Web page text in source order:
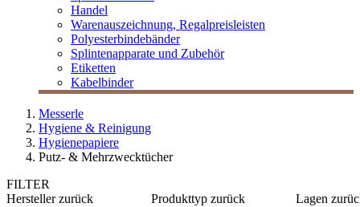
Handel
Warenauszeichnung, Regalpreisleisten
Polyesterbindebänder
Splintenapparate und Zubehör
Etiketten
Kabelbinder
Messerle
Hygiene & Reinigung
Hygienepapiere
Putz- & Mehrzwecktücher
FILTER
Herstellerzurück
Produkttyp zurück
Lagen